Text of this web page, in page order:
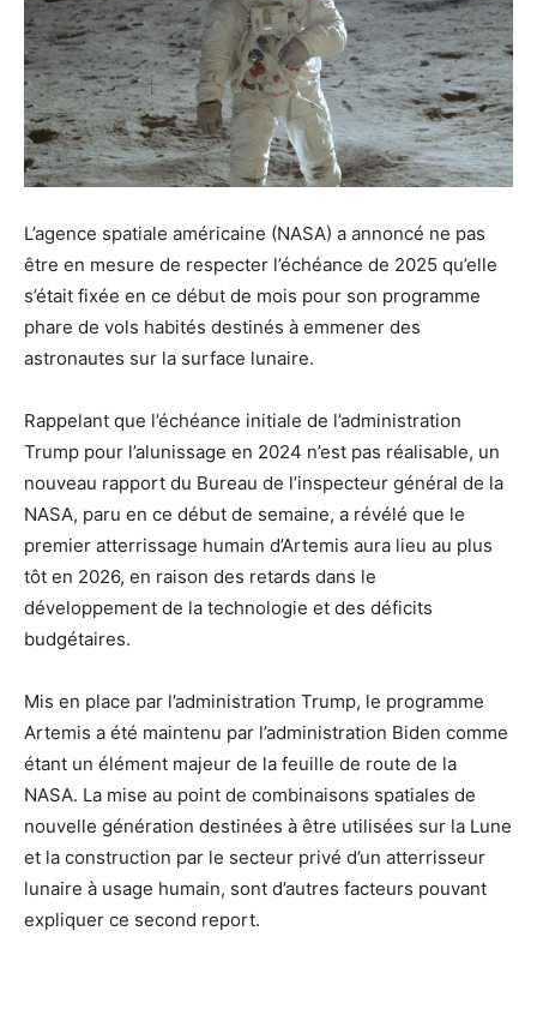
L’agence spatiale américaine (NASA) a annoncé ne pas
être en mesure de respecter l’échéance de 2025 qu’elle
s’était fixée en ce début de mois pour son programme
phare de vols habités destinés à emmener des
astronautes sur la surface lunaire.
Rappelant que l’échéance initiale de l’administration
Trump pour l’alunissage en 2024 n’est pas réalisable, un
nouveau rapport du Bureau de l’inspecteur général de la
NASA, paru en ce début de semaine, a révélé que le
premier atterrissage humain d’Artemis aura lieu au plus
tôt en 2026, en raison des retards dans le
développement de la technologie et des déficits
budgétaires.
Mis en place par l’administration Trump, le programme
Artemis a été maintenu par l’administration Biden comme
étant un élément majeur de la feuille de route de la
NASA. La mise au point de combinaisons spatiales de
nouvelle génération destinées à être utilisées sur la Lune
et la construction par le secteur privé d’un atterrisseur
lunaire à usage humain, sont d’autres facteurs pouvant
expliquer ce second report.